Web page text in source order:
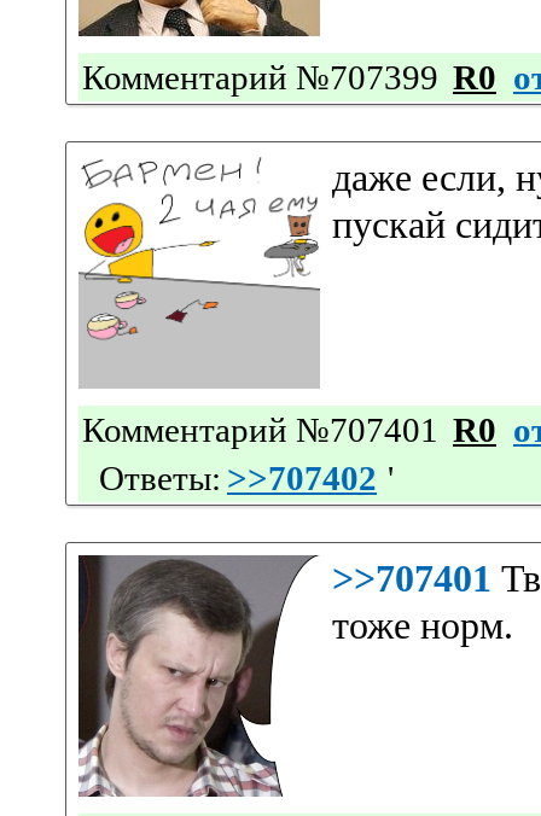
Комментарий №707399 R0
даже если,
пускай
Комментарий №707401 R0
Ответы: >>707402 '
>>707401
тоже норм.